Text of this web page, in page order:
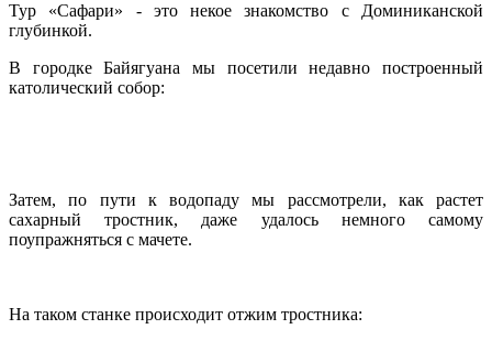
Тур «Сафари» - это некое знакомство с Доминиканской
глубинкой.
В городке Байягуана мы посетили недавно построенный
католический собор:
Затем, по пути к водопаду мы рассмотрели, как растет
сахарный тростник, даже удалось немного самому
поупражняться с мачете.
На таком станке происходит отжим тростника: